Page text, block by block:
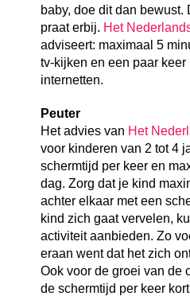
baby, doe dit dan bewust.
praat erbij. Het
adviseert: maximaal 5
tv-kijken en een paar keer
internetten.
Peuter
Het advies van Het
voor kinderen van 2 tot 4
schermtijd per keer en
dag. Zorg dat je kind
achter elkaar met een
kind zich gaat vervelen,
activiteit aanbieden. Zo
eraan went dat het zich
Ook voor de groei van de
de schermtijd per keer